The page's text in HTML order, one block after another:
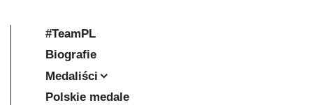
#TeamPL
Biografie
Medaliści
Polskie medale